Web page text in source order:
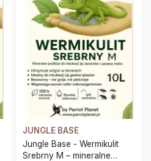
JUNGLE BASE
Jungle Base - Wermikulit
Srebrny M – mineralne